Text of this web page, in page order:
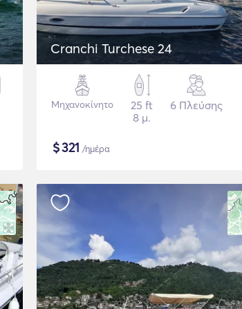
Cranchi Turchese 24
Μηχανοκίνητο
25 ft
8 μ.
6 Πλεύσης
$321 /ημέρα